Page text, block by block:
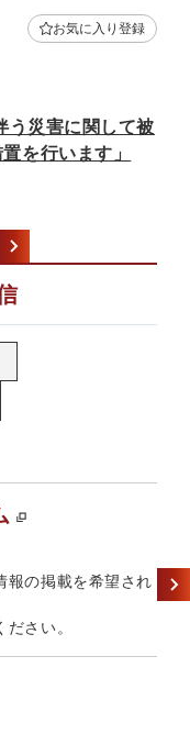
お気に入り登録
一般型）（第7回公
掲載を希望され
い。